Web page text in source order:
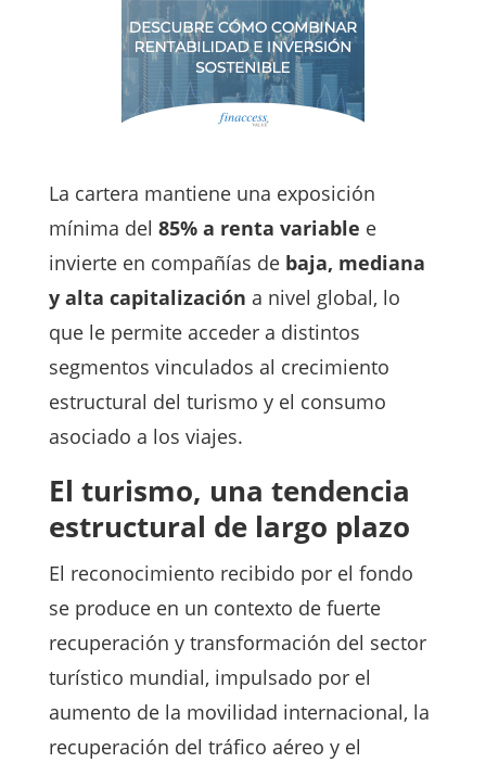
La cartera mantiene una exposición
mínima del 85% a renta variable e
invierte en compañías de baja, mediana
y alta capitalización a nivel global, lo
que le permite acceder a distintos
segmentos vinculados al crecimiento
estructural del turismo y el consumo
asociado a los viajes.
El turismo, una tendencia
estructural de largo plazo
El reconocimiento recibido por el fondo
se produce en un contexto de fuerte
recuperación y transformación del sector
turístico mundial, impulsado por el
aumento de la movilidad internacional, la
recuperación del tráfico aéreo y el